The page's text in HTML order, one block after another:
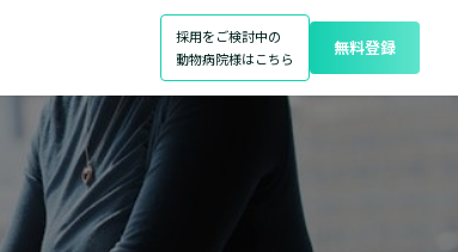
採用をご検討中の
動物病院様はこちら
無料登録